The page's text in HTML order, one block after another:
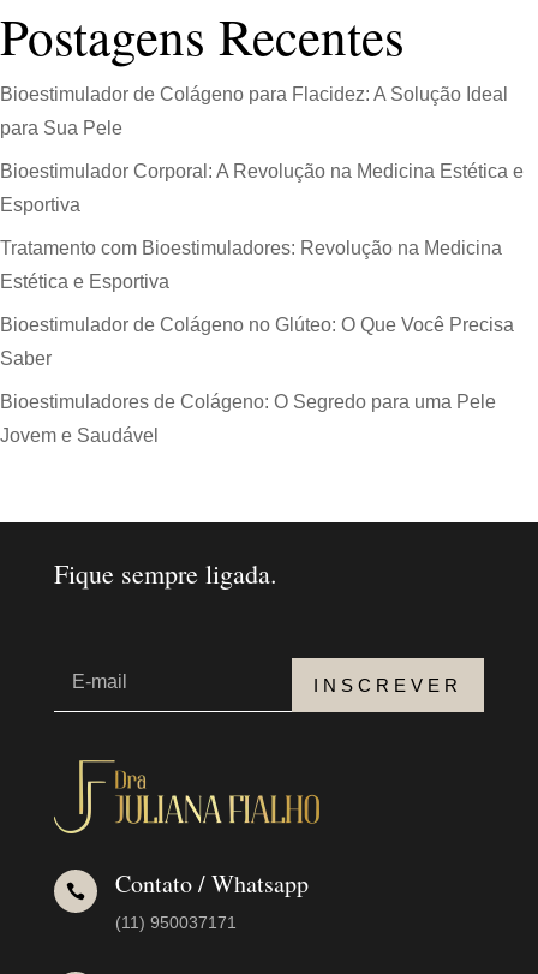
Postagens Recentes
Bioestimulador de Colágeno para Flacidez: A Solução Ideal
para Sua Pele
Bioestimulador Corporal: A Revolução na Medicina Estética e
Esportiva
Tratamento com Bioestimuladores: Revolução na Medicina
Estética e Esportiva
Bioestimulador de Colágeno no Glúteo: O Que Você Precisa
Saber
Bioestimuladores de Colágeno: O Segredo para uma Pele
Jovem e Saudável
Fique sempre ligada.
INSCREVER
 Contato / Whatsapp
(11) 950037171